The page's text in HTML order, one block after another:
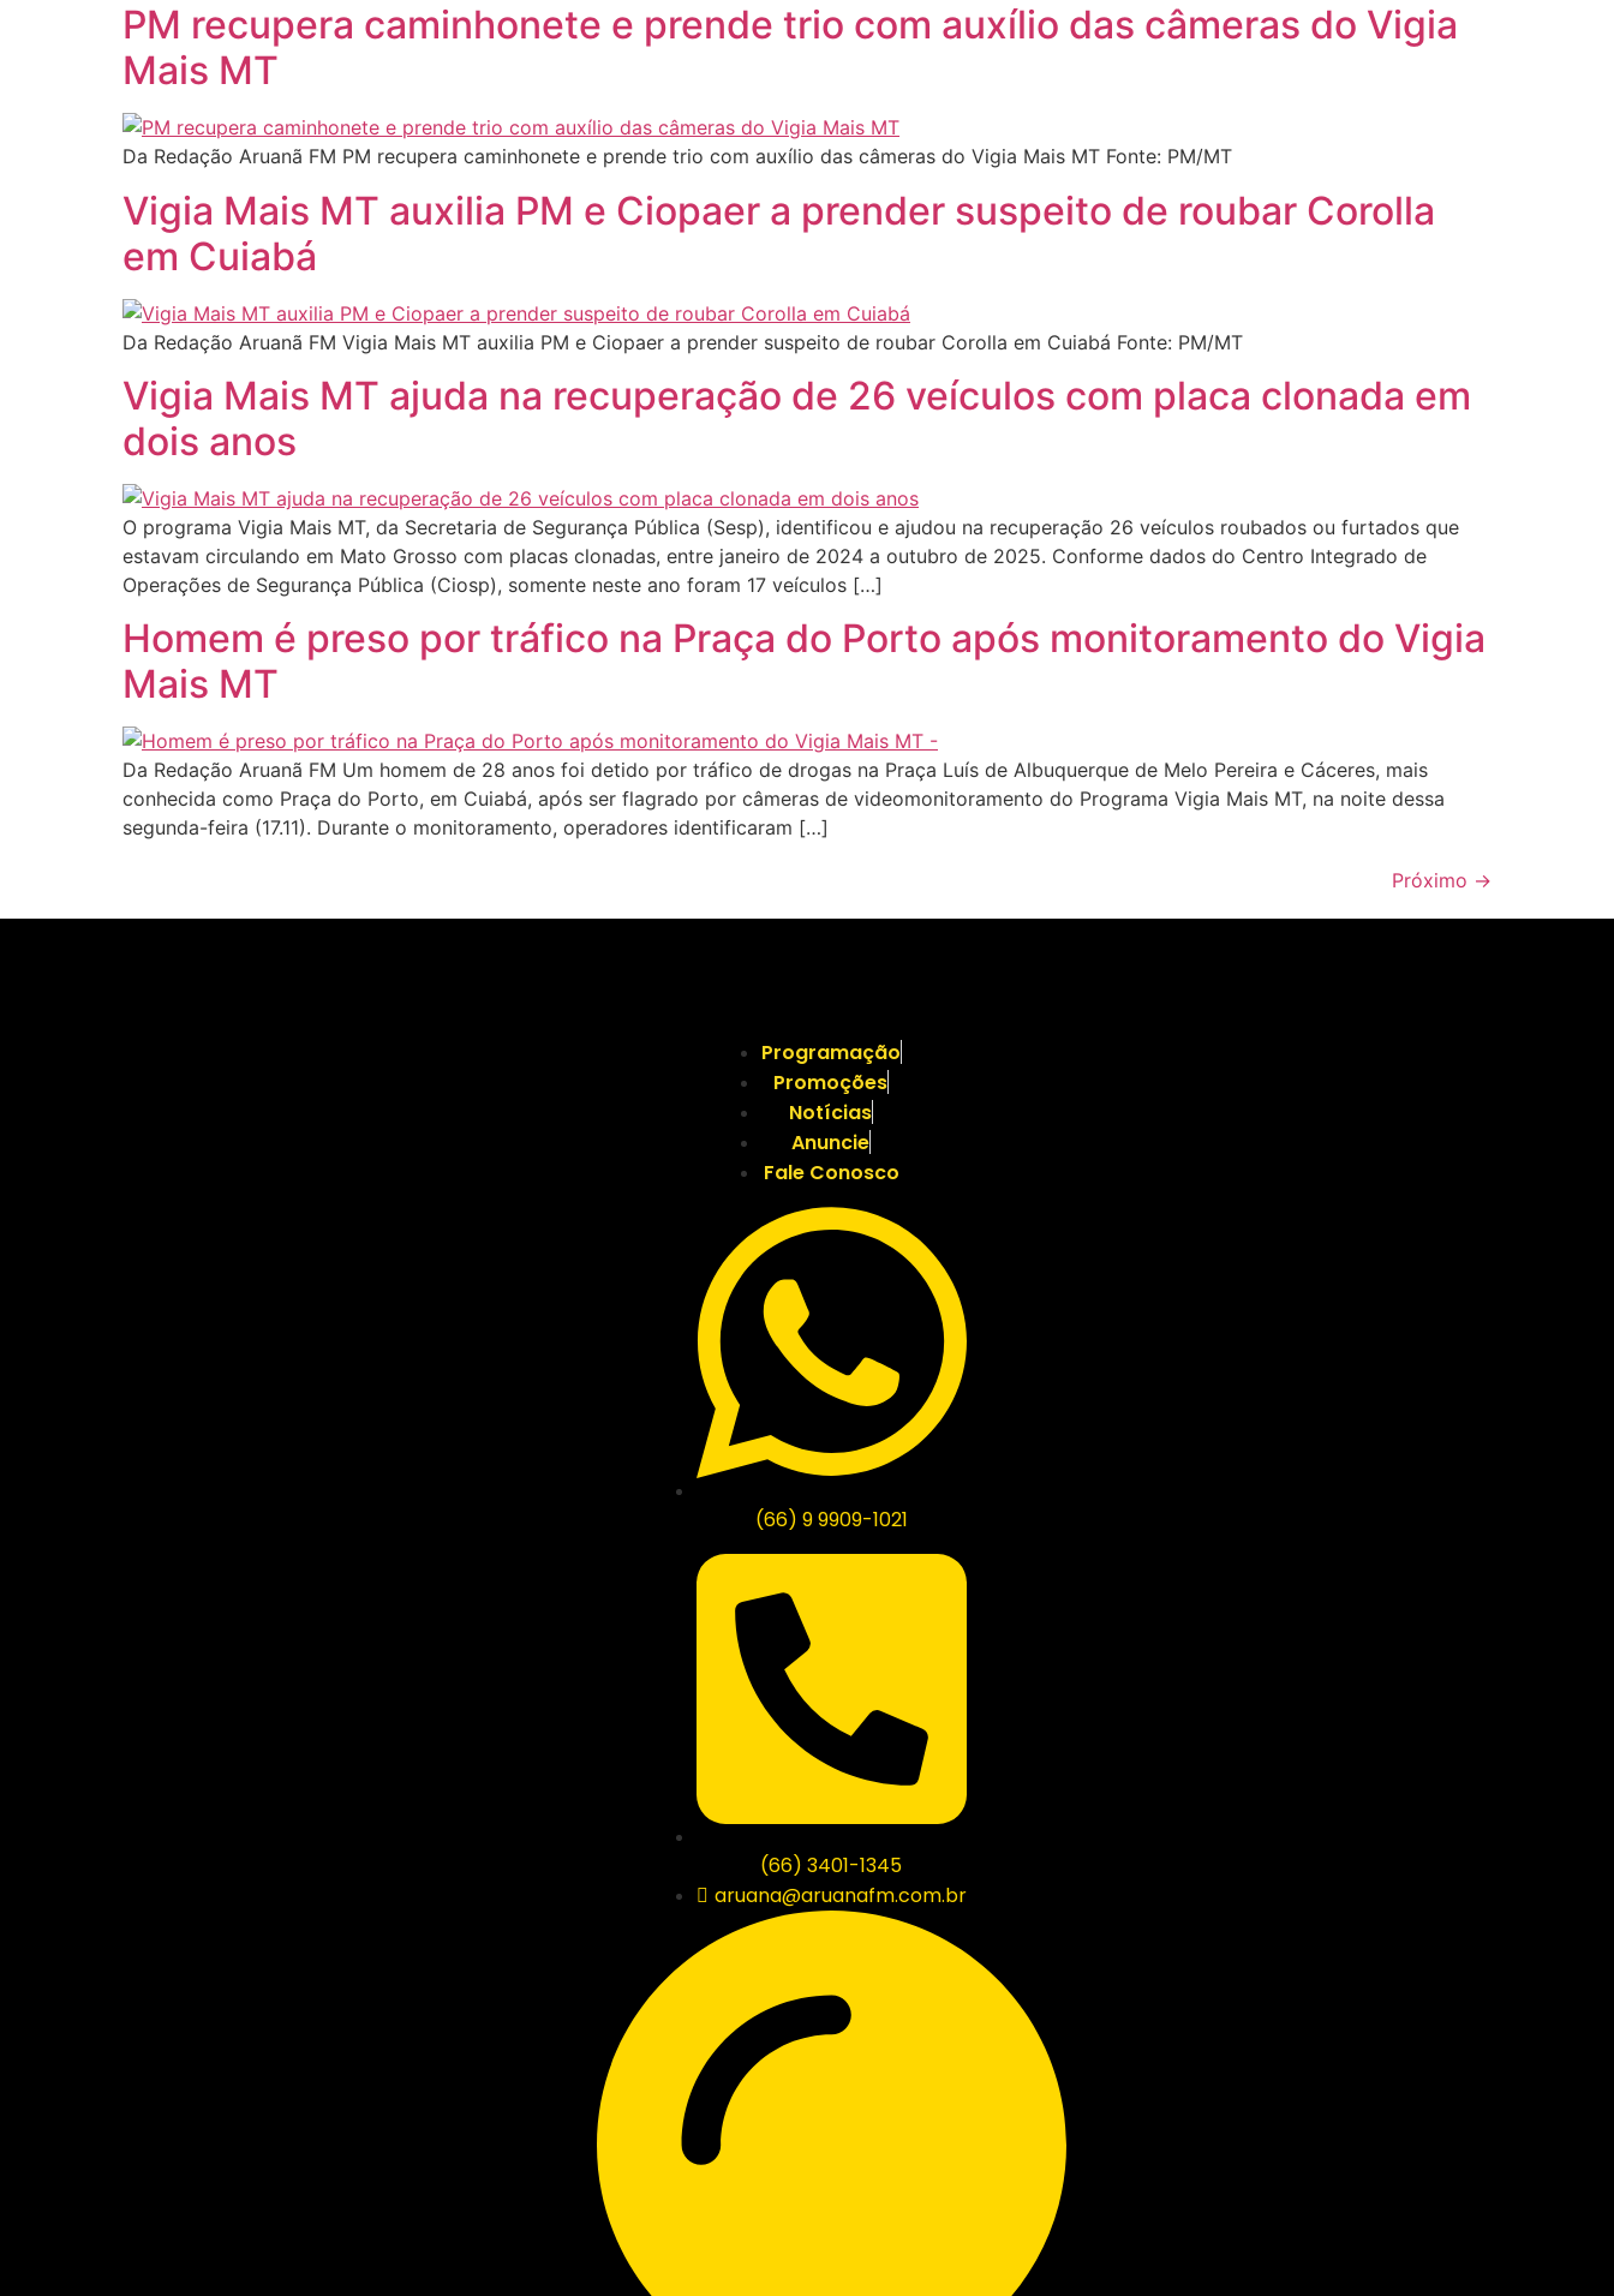
PM recupera caminhonete e prende trio com auxílio das câmeras do Vigia
Mais MT
Da Redação Aruanã FM PM recupera caminhonete e prende trio com auxílio das câmeras do Vigia Mais MT Fonte: PM/MT
Vigia Mais MT auxilia PM e Ciopaer a prender suspeito de roubar Corolla
em Cuiabá
Da Redação Aruanã FM Vigia Mais MT auxilia PM e Ciopaer a prender suspeito de roubar Corolla em Cuiabá Fonte: PM/MT
Vigia Mais MT ajuda na recuperação de 26 veículos com placa clonada em
dois anos
O programa Vigia Mais MT, da Secretaria de Segurança Pública (Sesp), identificou e ajudou na recuperação 26 veículos roubados ou furtados que
estavam circulando em Mato Grosso com placas clonadas, entre janeiro de 2024 a outubro de 2025. Conforme dados do Centro Integrado de
Operações de Segurança Pública (Ciosp), somente neste ano foram 17 veículos […]
Homem é preso por tráfico na Praça do Porto após monitoramento do Vigia
Mais MT
Da Redação Aruanã FM Um homem de 28 anos foi detido por tráfico de drogas na Praça Luís de Albuquerque de Melo Pereira e Cáceres, mais
conhecida como Praça do Porto, em Cuiabá, após ser flagrado por câmeras de videomonitoramento do Programa Vigia Mais MT, na noite dessa
segunda-feira (17.11). Durante o monitoramento, operadores identificaram […]
Próximo →
Programação
Promoções
Notícias
Anuncie
Fale Conosco
(66) 9 9909-1021
(66) 3401-1345
aruana@aruanafm.com.br